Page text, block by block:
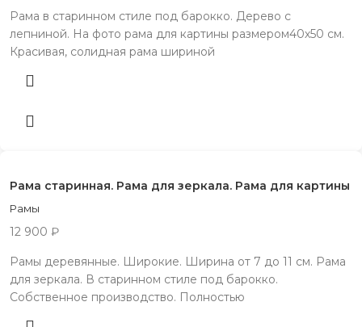
Рама в старинном стиле под барокко. Дерево с
лепниной. На фото рама для картины размером40х50 см.
Красивая, солидная рама шириной
Рама старинная. Рама для зеркала. Рама для картины
Рамы
12 900 ₽
Рамы деревянные. Широкие. Ширина от 7 до 11 см. Рама
для зеркала. В старинном стиле под барокко.
Собственное производство. Полностью